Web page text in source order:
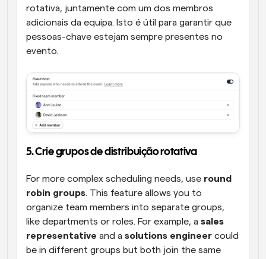
rotativa, juntamente com um dos membros
adicionais da equipa. Isto é útil para garantir que
pessoas-chave estejam sempre presentes no
evento.
5. Crie grupos de distribuição rotativa
For more complex scheduling needs, use round
robin groups. This feature allows you to
organize team members into separate groups,
like departments or roles. For example, a sales
representative and a solutions engineer could
be in different groups but both join the same